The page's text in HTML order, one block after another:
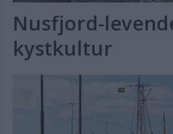
Nusfjord-
kystkultur